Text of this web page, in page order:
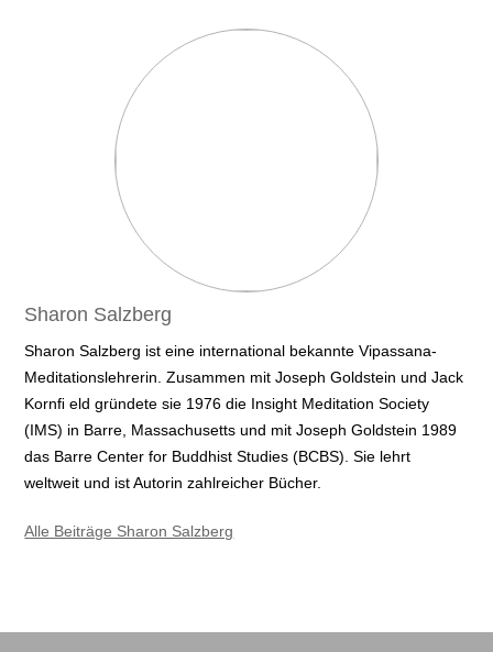
Sharon Salzberg
Sharon Salzberg ist eine international bekannte Vipassana-
Meditationslehrerin. Zusammen mit Joseph Goldstein und Jack
Kornﬁ eld gründete sie 1976 die Insight Meditation Society
(IMS) in Barre, Massachusetts und mit Joseph Goldstein 1989
das Barre Center for Buddhist Studies (BCBS). Sie lehrt
weltweit und ist Autorin zahlreicher Bücher.
Alle Beiträge Sharon Salzberg